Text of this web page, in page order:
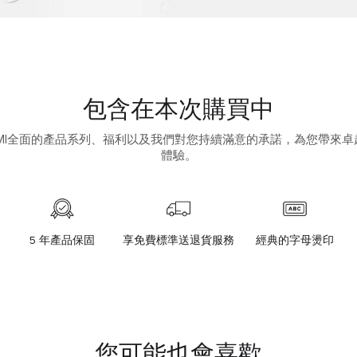
包含在本次購買中
全面的產品系列、福利以及我們對您持續滿意的承諾，為您帶來卓
體驗。
5 年產品保固 享免費標準送退貨服務 經典的字母燙印